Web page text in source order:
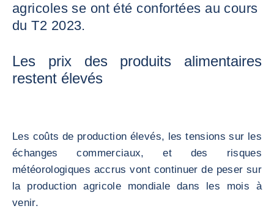
agricoles se ont été confortées au cours
du T2 2023.
Les prix des produits alimentaires
restent élevés
Les coûts de production élevés, les tensions sur les
échanges commerciaux, et des risques
météorologiques accrus vont continuer de peser sur
la production agricole mondiale dans les mois à
venir.